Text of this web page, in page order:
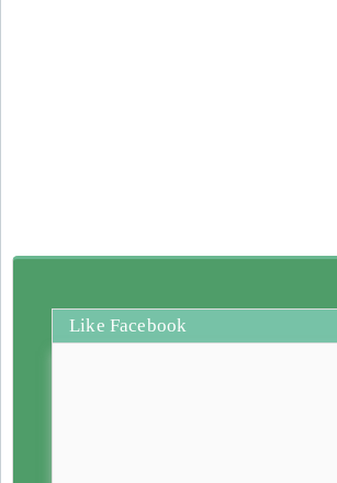
Like Facebook